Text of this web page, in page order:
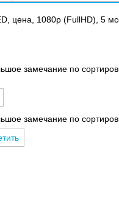
цена, 1080p (FullHD), 5
замечание по
замечание по